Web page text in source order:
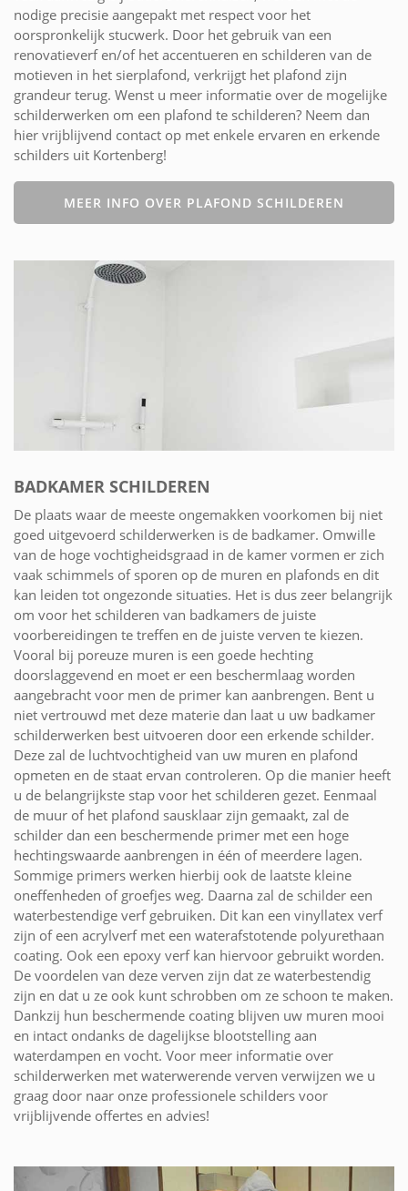
nodige precisie aangepakt met respect voor het
oorspronkelijk stucwerk. Door het gebruik van een
renovatieverf en/of het accentueren en schilderen van de
motieven in het sierplafond, verkrijgt het plafond zijn
grandeur terug. Wenst u meer informatie over de mogelijke
schilderwerken om een plafond te schilderen? Neem dan
hier vrijblijvend contact op met enkele ervaren en erkende
schilders uit Kortenberg!
MEER INFO OVER PLAFOND SCHILDEREN
BADKAMER SCHILDEREN
De plaats waar de meeste ongemakken voorkomen bij niet
goed uitgevoerd schilderwerken is de badkamer. Omwille
van de hoge vochtigheidsgraad in de kamer vormen er zich
vaak schimmels of sporen op de muren en plafonds en dit
kan leiden tot ongezonde situaties. Het is dus zeer belangrijk
om voor het schilderen van badkamers de juiste
voorbereidingen te treffen en de juiste verven te kiezen.
Vooral bij poreuze muren is een goede hechting
doorslaggevend en moet er een beschermlaag worden
aangebracht voor men de primer kan aanbrengen. Bent u
niet vertrouwd met deze materie dan laat u uw badkamer
schilderwerken best uitvoeren door een erkende schilder.
Deze zal de luchtvochtigheid van uw muren en plafond
opmeten en de staat ervan controleren. Op die manier heeft
u de belangrijkste stap voor het schilderen gezet. Eenmaal
de muur of het plafond sausklaar zijn gemaakt, zal de
schilder dan een beschermende primer met een hoge
hechtingswaarde aanbrengen in één of meerdere lagen.
Sommige primers werken hierbij ook de laatste kleine
oneffenheden of groefjes weg. Daarna zal de schilder een
waterbestendige verf gebruiken. Dit kan een vinyllatex verf
zijn of een acrylverf met een waterafstotende polyurethaan
coating. Ook een epoxy verf kan hiervoor gebruikt worden.
De voordelen van deze verven zijn dat ze waterbestendig
zijn en dat u ze ook kunt schrobben om ze schoon te maken.
Dankzij hun beschermende coating blijven uw muren mooi
en intact ondanks de dagelijkse blootstelling aan
waterdampen en vocht. Voor meer informatie over
schilderwerken met waterwerende verven verwijzen we u
graag door naar onze professionele schilders voor
vrijblijvende offertes en advies!